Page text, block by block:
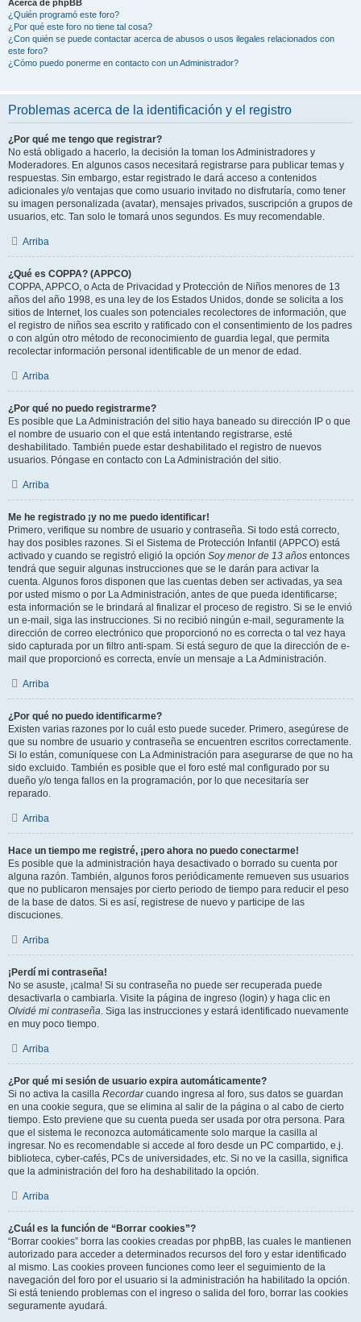
Acerca de phpBB
¿Quién programó este foro?
¿Por qué este foro no tiene tal cosa?
¿Con quién se puede contactar acerca de abusos o usos ilegales relacionados con
este foro?
¿Cómo puedo ponerme en contacto con un Administrador?
Problemas acerca de la identificación y el registro
¿Por qué me tengo que registrar?
No está obligado a hacerlo, la decisión la toman los Administradores y
Moderadores. En algunos casos necesitará registrarse para publicar temas y
respuestas. Sin embargo, estar registrado le dará acceso a contenidos
adicionales y/o ventajas que como usuario invitado no disfrutaría, como tener
su imagen personalizada (avatar), mensajes privados, suscripción a grupos de
usuarios, etc. Tan solo le tomará unos segundos. Es muy recomendable.
Arriba
¿Qué es COPPA? (APPCO)
COPPA, APPCO, o Acta de Privacidad y Protección de Niños menores de 13
años del año 1998, es una ley de los Estados Unidos, donde se solicita a los
sitios de Internet, los cuales son potenciales recolectores de información, que
el registro de niños sea escrito y ratificado con el consentimiento de los padres
o con algún otro método de reconocimiento de guardia legal, que permita
recolectar información personal identificable de un menor de edad.
Arriba
¿Por qué no puedo registrarme?
Es posible que La Administración del sitio haya baneado su dirección IP o que
el nombre de usuario con el que está intentando registrarse, esté
deshabilitado. También puede estar deshabilitado el registro de nuevos
usuarios. Póngase en contacto con La Administración del sitio.
Arriba
Me he registrado ¡y no me puedo identificar!
Primero, verifique su nombre de usuario y contraseña. Si todo está correcto,
hay dos posibles razones. Si el Sistema de Protección Infantil (APPCO) está
activado y cuando se registró eligió la opción Soy menor de 13 años entonces
tendrá que seguir algunas instrucciones que se le darán para activar la
cuenta. Algunos foros disponen que las cuentas deben ser activadas, ya sea
por usted mismo o por La Administración, antes de que pueda identificarse;
esta información se le brindará al finalizar el proceso de registro. Si se le envió
un e-mail, siga las instrucciones. Si no recibió ningún e-mail, seguramente la
dirección de correo electrónico que proporcionó no es correcta o tal vez haya
sido capturada por un filtro anti-spam. Si está seguro de que la dirección de e-
mail que proporcionó es correcta, envíe un mensaje a La Administración.
Arriba
¿Por qué no puedo identificarme?
Existen varias razones por lo cuál esto puede suceder. Primero, asegúrese de
que su nombre de usuario y contraseña se encuentren escritos correctamente.
Si lo están, comuníquese con La Administración para asegurarse de que no ha
sido excluido. También es posible que el foro esté mal configurado por su
dueño y/o tenga fallos en la programación, por lo que necesitaría ser
reparado.
Arriba
Hace un tiempo me registré, ¡pero ahora no puedo conectarme!
Es posible que la administración haya desactivado o borrado su cuenta por
alguna razón. También, algunos foros periódicamente remueven sus usuarios
que no publicaron mensajes por cierto periodo de tiempo para reducir el peso
de la base de datos. Si es así, registrese de nuevo y participe de las
discuciones.
Arriba
¡Perdí mi contraseña!
No se asuste, ¡calma! Si su contraseña no puede ser recuperada puede
desactivarla o cambiarla. Visite la página de ingreso (login) y haga clic en
Olvidé mi contraseña. Siga las instrucciones y estará identificado nuevamente
en muy poco tiempo.
Arriba
¿Por qué mi sesión de usuario expira automáticamente?
Si no activa la casilla Recordarcuando ingresa al foro, sus datos se guardan
en una cookie segura, que se elimina al salir de la página o al cabo de cierto
tiempo. Esto previene que su cuenta pueda ser usada por otra persona. Para
que el sistema le reconozca automáticamente solo marque la casilla al
ingresar. No es recomendable si accede al foro desde un PC compartido, e.j.
biblioteca, cyber-cafés, PCs de universidades, etc. Si no ve la casilla, significa
que la administración del foro ha deshabilitado la opción.
Arriba
¿Cuál es la función de “Borrar cookies”?
“Borrar cookies” borra las cookies creadas por phpBB, las cuales le mantienen
autorizado para acceder a determinados recursos del foro y estar identificado
al mismo. Las cookies proveen funciones como leer el seguimiento de la
navegación del foro por el usuario si la administración ha habilitado la opción.
Si está teniendo problemas con el ingreso o salida del foro, borrar las cookies
seguramente ayudará.